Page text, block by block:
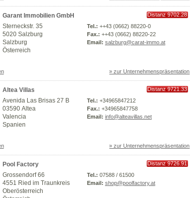
Garant Immobilien GmbH
Distanz 9702.28
Sterneckstr. 35
5020 Salzburg
Salzburg
Österreich
Tel.: ++43 (0662) 88220-0
Fax.: ++43 (0662) 88220-22
Email: salzburg@carat-immo.at
» zur Unternehmenspräsentation
Altea Villas
Distanz 9721.33
Avenida Las Brisas 27 B
03590 Altea
Valencia
Spanien
Tel.: +34965847212
Fax.: +34965847758
Email: info@alteavillas.net
» zur Unternehmenspräsentation
Pool Factory
Distanz 9726.91
Grossendorf 66
4551 Ried im Traunkreis
Oberösterreich
Tel.: 07588 / 61500
Email: shop@poolfactory.at